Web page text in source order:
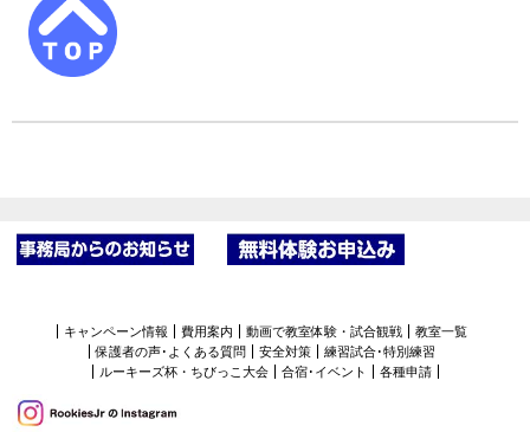
キャンペーン情報 費用案内 動画で教室体験・試合観戦
教室一覧
保護者の声･よくある質問
安全対策
練習試合･特別練習
ルーキーズ杯・ちびっこ大会
合宿･イベント 各種申請